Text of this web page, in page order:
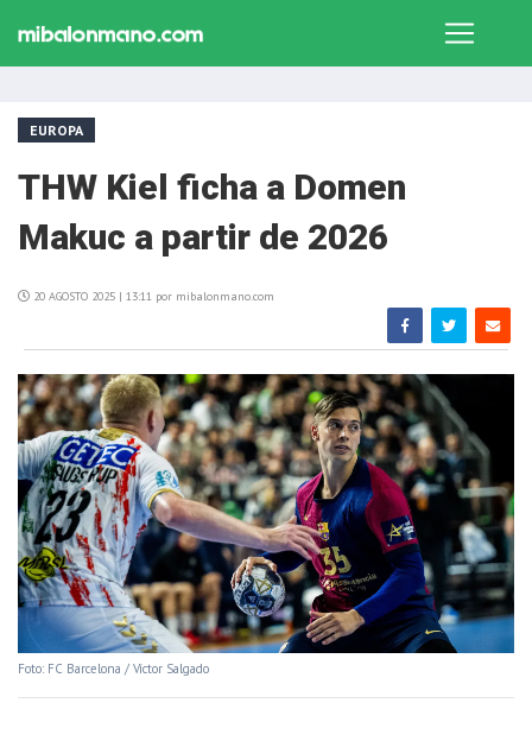
EUROPA
THW Kiel ficha a Domen
Makuc a partir de 2026
20 AGOSTO 2025 | 13:11 por mibalonmano.com
Foto: FC Barcelona / Víctor Salgado